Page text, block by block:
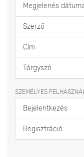
Megjelenés
Szerző
Cím
Tárgyszó
SZEMÉLYES
Bejelentkezés
Regisztráció